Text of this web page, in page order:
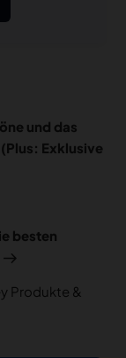
und das
Exklusive
besten
Produkte &